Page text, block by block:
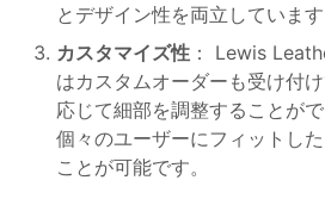
とデザイン性を両立しています​
カスタマイズ性 ： Lewis
はカスタムオーダーも受け付
応じて細部を調整することがで
個々のユーザーにフィットし
ことが可能です​​。